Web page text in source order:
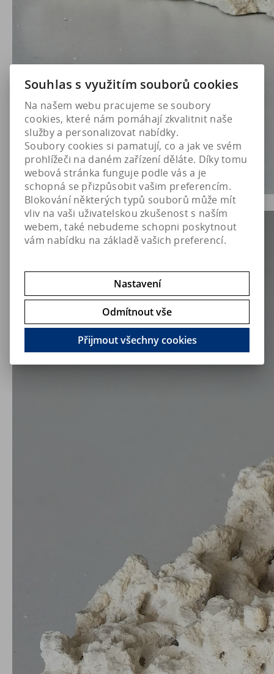
Souhlas s využitím souborů cookies
Na našem webu pracujeme se soubory
cookies, které nám pomáhají zkvalitnit naše
služby a personalizovat nabídky.
Soubory cookies si pamatují, co a jak ve svém
prohlížeči na daném zařízení děláte. Díky tomu
webová stránka funguje podle vás a je
schopná se přizpůsobit vašim preferencím.
Blokování některých typů souborů může mít
vliv na vaši uživatelskou zkušenost s naším
webem, také nebudeme schopni poskytnout
vám nabídku na základě vašich preferencí.
Nastavení
Odmítnout vše
Přijmout všechny cookies